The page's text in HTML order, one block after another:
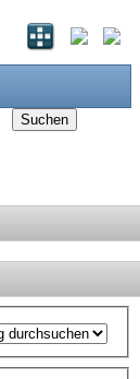
Suchen